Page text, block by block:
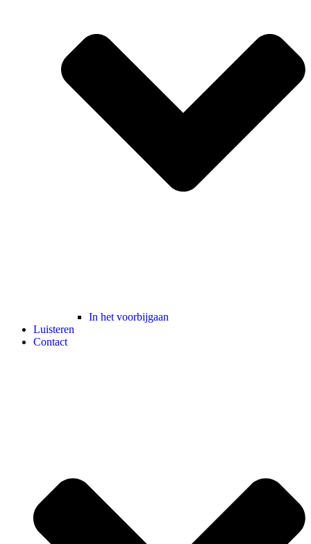
In het voorbijgaan
Luisteren
Contact